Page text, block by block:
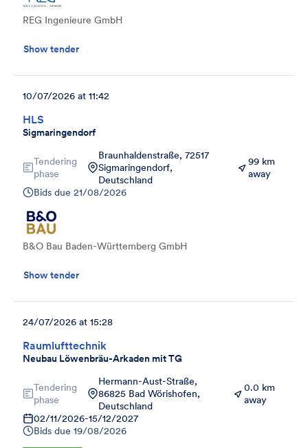
REG Ingenieure GmbH
Show tender
HLS
Sigmaringendorf
10/07/2026 at 11:42
Tendering
phase
Braunhaldenstraße, 72517
Sigmaringendorf,
Deutschland
99 km
away
Bids due 21/08/2026
B&O Bau Baden-Württemberg GmbH
Show tender
Raumlufttechnik
Neubau Löwenbräu-Arkaden mit TG
24/07/2026 at 15:28
Tendering
phase
Hermann-Aust-Straße,
86825 Bad Wörishofen,
Deutschland
0.0 km
away
02/11/2026-15/12/2027
Bids due 19/08/2026